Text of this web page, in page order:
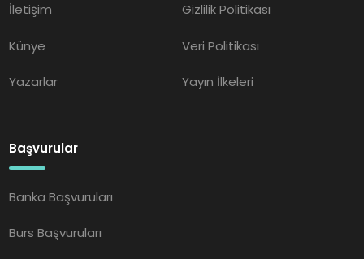
İletişim
Künye
Yazarlar
Gizlilik Politikası
Veri Politikası
Yayın İlkeleri
Başvurular
Banka Başvuruları
Burs Başvuruları